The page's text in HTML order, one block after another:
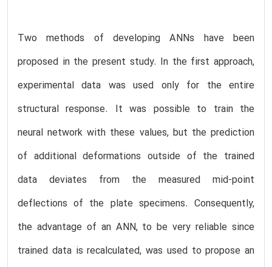
Two methods of developing ANNs have been
proposed in the present study. In the first approach,
experimental data was used only for the entire
structural response. It was possible to train the
neural network with these values, but the prediction
of additional deformations outside of the trained
data deviates from the measured mid-point
deflections of the plate specimens. Consequently,
the advantage of an ANN, to be very reliable since
trained data is recalculated, was used to propose an